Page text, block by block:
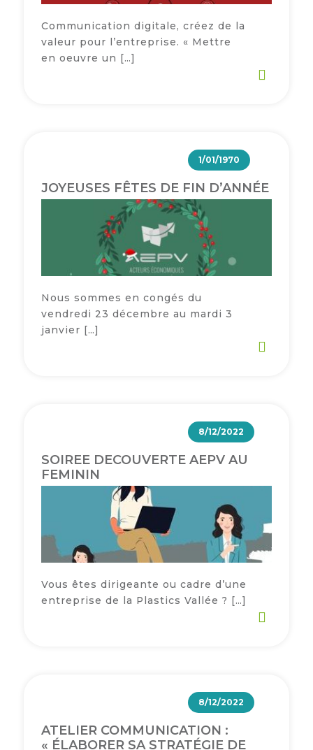
Communication digitale, créez de la
valeur pour l’entreprise. « Mettre
en oeuvre un […]
1/01/1970
JOYEUSES FÊTES DE FIN D’ANNÉE
Nous sommes en congés du
vendredi 23 décembre au mardi 3
janvier […]
8/12/2022
SOIREE DECOUVERTE AEPV AU
FEMININ
Vous êtes dirigeante ou cadre d’une
entreprise de la Plastics Vallée ? […]
8/12/2022
ATELIER COMMUNICATION :
« ÉLABORER SA STRATÉGIE DE